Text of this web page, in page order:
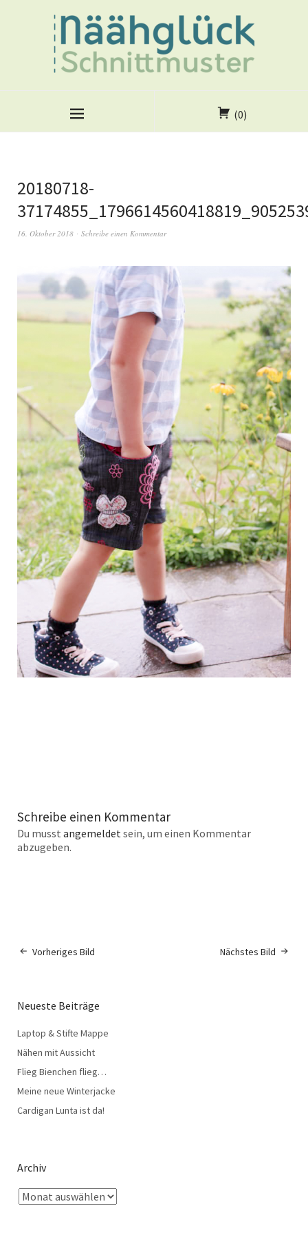
(0)
20180718-
16. Oktober 2018 Schreibe einen Kommentar
Schreibe einen Kommentar
Du musst angemeldetsein, um einen Kommentar
abzugeben.
Nächstes Bild
Vorheriges Bild
Neueste Beiträge
Laptop & Stifte Mappe
Nähen mit Aussicht
Flieg Bienchen flieg…
Meine neue Winterjacke
Cardigan Lunta ist da!
Archiv